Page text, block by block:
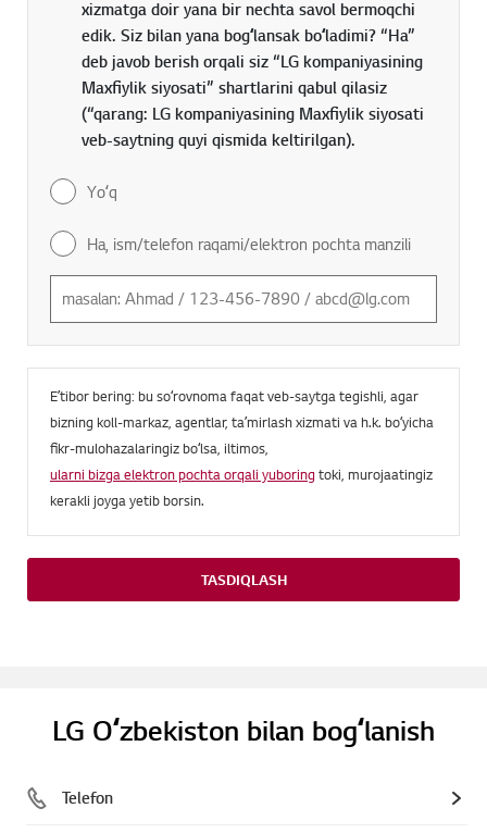
xizmatga doir yana bir nechta savol bermoqchi
edik. Siz bilan yana bogʻlansak boʻladimi? “Ha”
deb javob berish orqali siz “LG kompaniyasining
Maxfiylik siyosati” shartlarini qabul qilasiz
(“qarang: LG kompaniyasining Maxfiylik siyosati
veb-saytning quyi qismida keltirilgan).
Yoʻq
Ha, ism/telefon raqami/elektron pochta manzili
Eʼtibor bering: bu soʻrovnoma faqat veb-saytga tegishli, agar
bizning koll-markaz, agentlar, taʼmirlash xizmati va h.k. boʻyicha
fikr-mulohazalaringiz boʻlsa, iltimos,
ularni bizga elektron pochta orqali yuboringtoki, murojaatingiz
kerakli joyga yetib borsin.
TASDIQLASH
LG Oʻzbekiston bilan bogʻlanish
Telefon